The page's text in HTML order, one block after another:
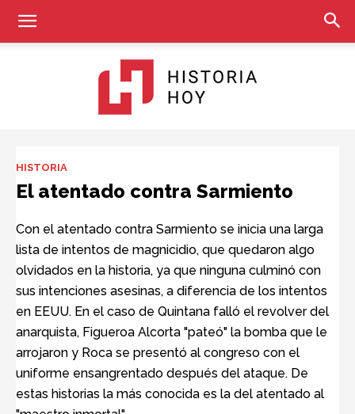
Hoy
HISTORIA
El atentado contra Sarmiento
Con el atentado contra Sarmiento se inicia una larga
lista de intentos de magnicidio, que quedaron algo
olvidados en la historia, ya que ninguna culminó con
sus intenciones asesinas, a diferencia de los intentos
en EEUU. En el caso de Quintana falló el revolver del
anarquista, Figueroa Alcorta "pateó" la bomba que le
arrojaron y Roca se presentó al congreso con el
uniforme ensangrentado después del ataque. De
estas historias la más conocida es la del atentado al